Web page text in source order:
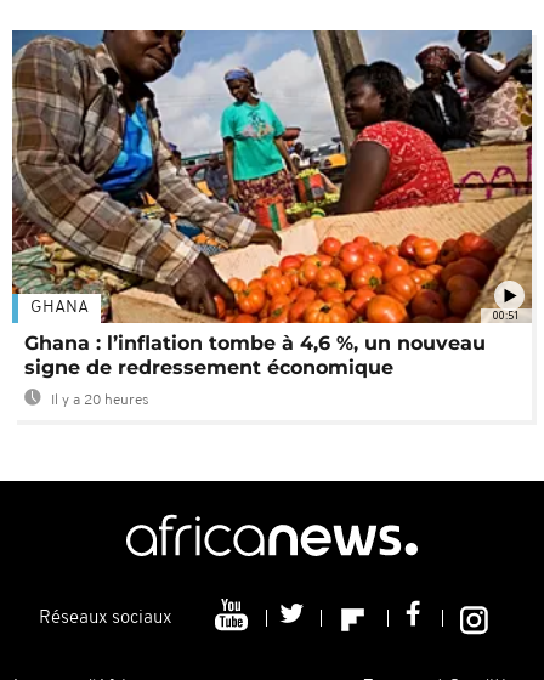
00:51
GHANA
Ghana : l’inflation tombe à 4,6 %, un nouveau
signe de redressement économique
Il y a 20 heures
Réseaux sociaux